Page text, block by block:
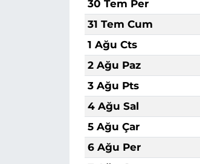
30 Tem Per
31 Tem Cum
1 Ağu Cts
2 Ağu Paz
3 Ağu Pts
4 Ağu Sal
5 Ağu Çar
6 Ağu Per